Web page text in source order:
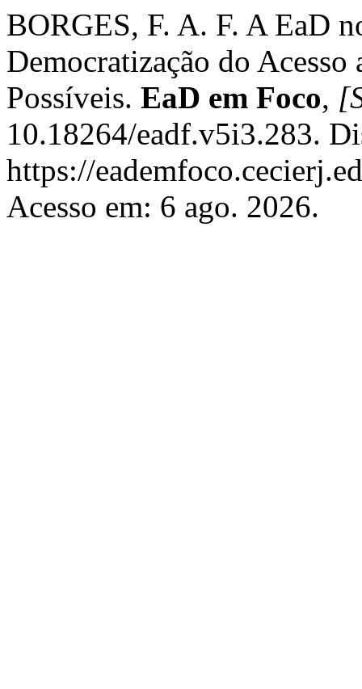
BORGES, F. A. F. A EaD
Democratização do
Possíveis. EaD em Foco,
10.18264/eadf.v5i3.283.
https://
Acesso em: 6 ago. 2026.